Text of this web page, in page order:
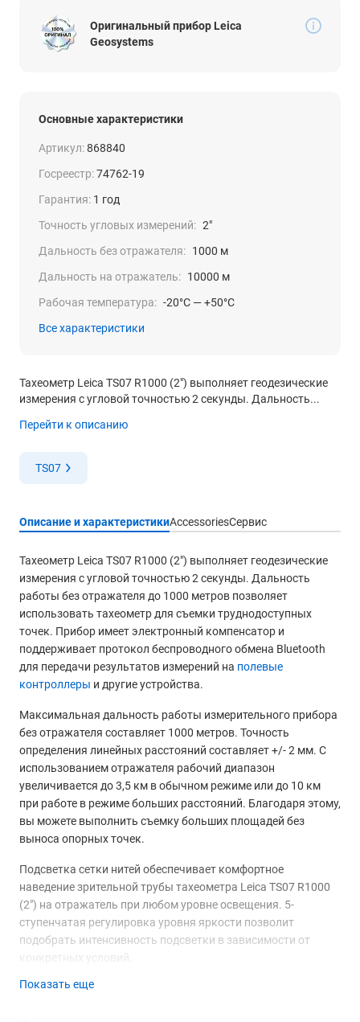
Оригинальный прибор Leica
Geosystems
Основные характеристики
Артикул:868840
Госреестр:74762-19
Гарантия: 1 год
Точность угловых измерений: 2"
Дальность без отражателя: 1000 м
Дальность на отражатель: 10000 м
Рабочая температура: -20°C — +50°C
Все характеристики
Тахеометр Leica TS07 R1000 (2") выполняет геодезические
измерения с угловой точностью 2 секунды. Дальность...
Перейти к описанию
TS07
Описание и характеристикиAccessoriesСервис
Тахеометр Leica TS07 R1000 (2") выполняет геодезические
измерения с угловой точностью 2 секунды. Дальность
работы без отражателя до 1000 метров позволяет
использовать тахеометр для съемки труднодоступных
точек. Прибор имеет электронный компенсатор и
поддерживает протокол беспроводного обмена Bluetooth
для передачи результатов измерений на полевые
контроллеры и другие устройства.
Максимальная дальность работы измерительного прибора
без отражателя составляет 1000 метров. Точность
определения линейных расстояний составляет +/- 2 мм. С
использованием отражателя рабочий диапазон
увеличивается до 3,5 км в обычном режиме или до 10 км
при работе в режиме больших расстояний. Благодаря этому,
вы можете выполнить съемку больших площадей без
выноса опорных точек.
Подсветка сетки нитей обеспечивает комфортное
наведение зрительной трубы тахеометра Leica TS07 R1000
(2") на отражатель при любом уровне освещения. 5-
ступенчатая регулировка уровня яркости позволит
подобрать интенсивность подсветки в зависимости от
конкретных условий.
Тахеометр оснащен электронным компенсатором, который
Показать еще